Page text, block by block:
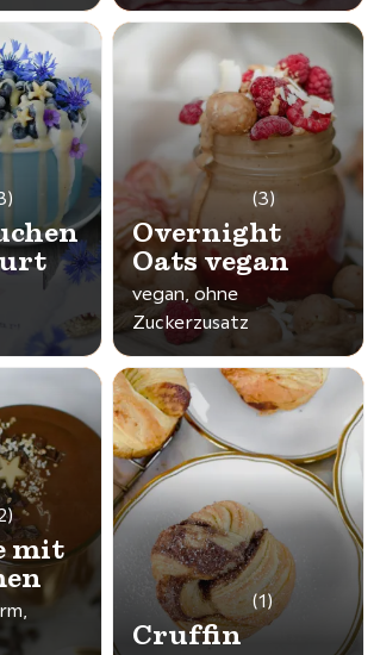
(3)
Overnight
Oats vegan
vegan, ohne
Zuckerzusatz
mit
(1)
Cruffin